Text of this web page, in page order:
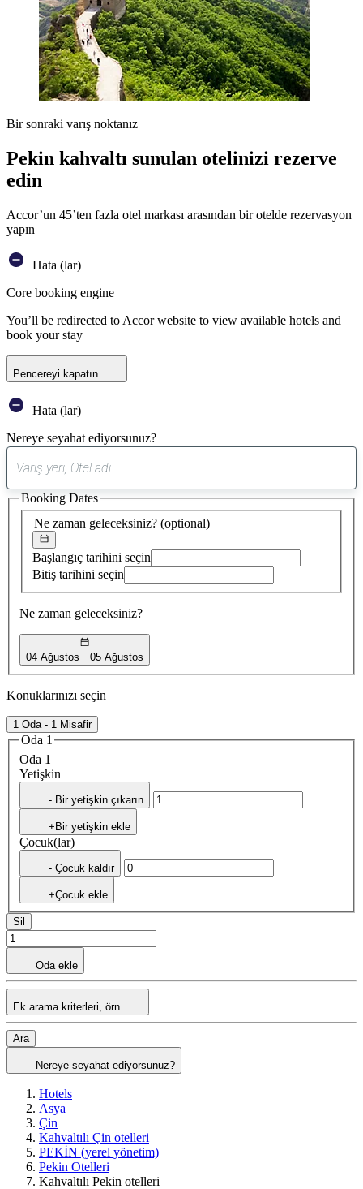
Bir sonraki varış noktanız
Pekin kahvaltı sunulan otelinizi rezerve
edin
Accor’un 45’ten fazla otel markası arasından bir otelde rezervasyon
yapın
Hata (lar)
Core booking engine
You’ll be redirected to Accor website to view available hotels and
book your stay
Pencereyi kapatın
Hata (lar)
Nereye seyahat ediyorsunuz?
öneri
bulundu
Ne zaman geleceksiniz? (optional)
Başlangıç tarihini seçin
Bitiş tarihini seçin
Ne zaman geleceksiniz?
04 Ağustos 05 Ağustos
Booking Dates
Konuklarınızı seçin
1 Oda - 1 Misafir
Oda 1
Oda 1
Yetişkin
- Bir yetişkin çıkarın
+Bir yetişkin ekle
Çocuk(lar)
- Çocuk kaldır
+Çocuk ekle
Sil
Oda ekle
Ek arama kriterleri, örn
Ara
Nereye seyahat ediyorsunuz?
Hotels
Asya
Çin
Kahvaltılı Çin otelleri
PEKİN (yerel yönetim)
Pekin Otelleri
Kahvaltılı Pekin otelleri